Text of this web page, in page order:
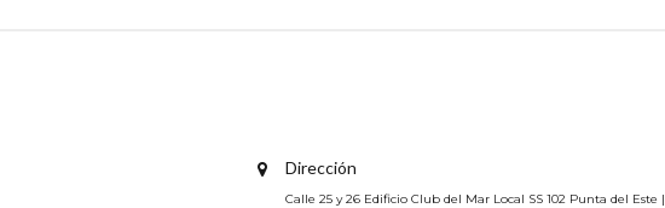
Dirección
Calle 25 y 26 Edificio Club del Mar Local SS 102 Punta del Este |